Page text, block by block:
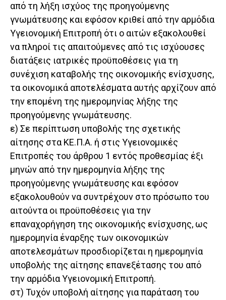
από τη λήξη ισχύος της προηγούμενης
γνωμάτευσης και εφόσον κριθεί από την αρμόδια
Υγειονομική Επιτροπή ότι ο αιτών εξακολουθεί
να πληροί τις απαιτούμενες από τις ισχύουσες
διατάξεις ιατρικές προϋποθέσεις για τη
συνέχιση καταβολής της οικονομικής ενίσχυσης,
τα οικονομικά αποτελέσματα αυτής αρχίζουν από
την επομένη της ημερομηνίας λήξης της
προηγούμενης γνωμάτευσης.
ε) Σε περίπτωση υποβολής της σχετικής
αίτησης στα ΚΕ.Π.Α. ή στις Υγειονομικές
Επιτροπές του άρθρου 1 εντός προθεσμίας έξι
μηνών από την ημερομηνία λήξης της
προηγούμενης γνωμάτευσης και εφόσον
εξακολουθούν να συντρέχουν στο πρόσωπο του
αιτούντα οι προϋποθέσεις για την
επαναχορήγηση της οικονομικής ενίσχυσης, ως
ημερομηνία έναρξης των οικονομικών
αποτελεσμάτων προσδιορίζεται η ημερομηνία
υποβολής της αίτησης επανεξέτασης του από
την αρμόδια Υγειονομική Επιτροπή.
στ) Τυχόν υποβολή αίτησης για παράταση του